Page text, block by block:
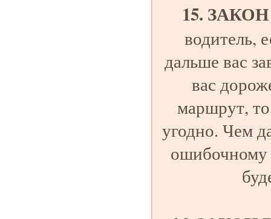
15.
водитель,
дальше вас
вас
маршрут, то
угодно. Чем
ошибочному